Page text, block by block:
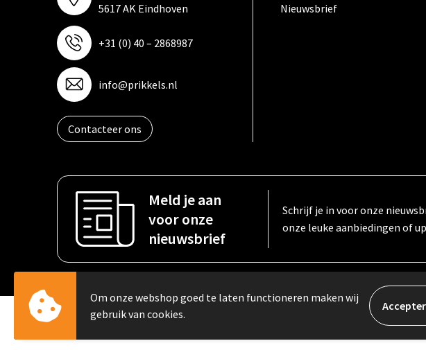
5617 AK Eindhoven
+31 (0) 40 – 2868987
info@prikkels.nl
Contacteer ons
Nieuwsbrief
Meld je aan
voor onze
nieuwsbrief
Schrijf je in voor onze
onze leuke aanbiedingen of
© Copyright PRIKKELS B.V. 2023
Om onze webshop goed te laten functioneren maken wij
gebruik van cookies.